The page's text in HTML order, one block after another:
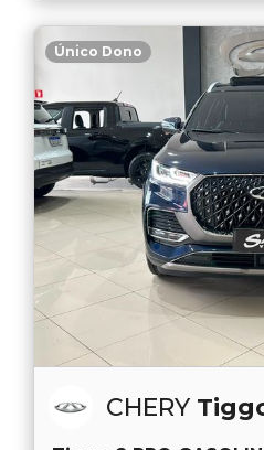
Único Dono
CHERY